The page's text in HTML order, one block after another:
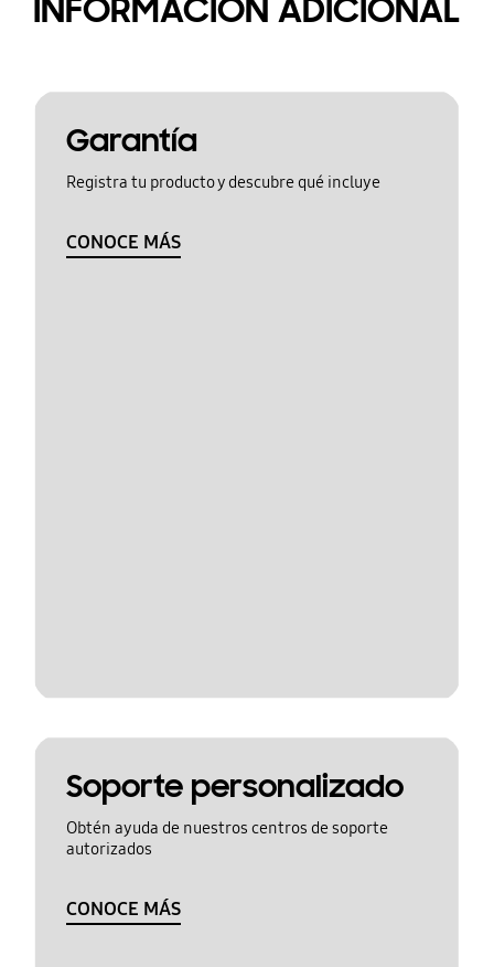
INFORMACIÓN ADICIONAL
Garantía
Registra tu producto y descubre qué incluye
CONOCE MÁS
Soporte personalizado
Obtén ayuda de nuestros centros de soporte
autorizados
CONOCE MÁS